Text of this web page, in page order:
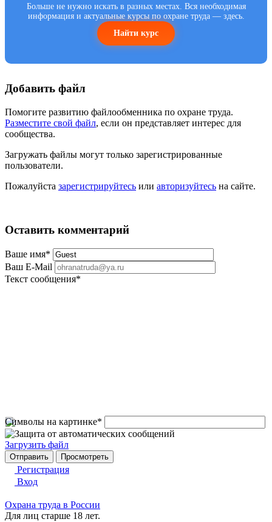
Больше не нужно искать в разных местах. Вся необходимая
информация и актуальные курсы по охране труда — здесь.
Найти курс
Добавить файл
Помогите развитию файлообменника по охране труда.
Разместите свой файл, если он представляет интерес для
сообщества.
Загружать файлы могут только зарегистрированные
пользователи.
Пожалуйста зарегистрируйтесь или авторизуйтесь на сайте.
Оставить комментарий
Ваше имя*
Ваш E-Mail
Текст сообщения*
Символы на картинке*
Загрузить файл
Регистрация
Вход
Охрана труда в России
Для лиц старше 18 лет.